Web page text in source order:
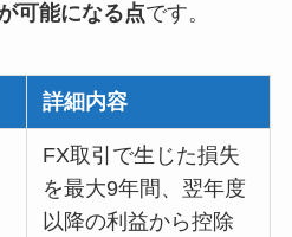
可能になる点です。
詳細内容
FX取引で生じた損失
を最大9年間、翌年度
以降の利益から控除